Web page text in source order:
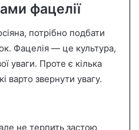
фацелії
потрібно подбати
Фацелія — це культура,
уваги. Проте є кілька
варто звернути увагу.
не терпить застою